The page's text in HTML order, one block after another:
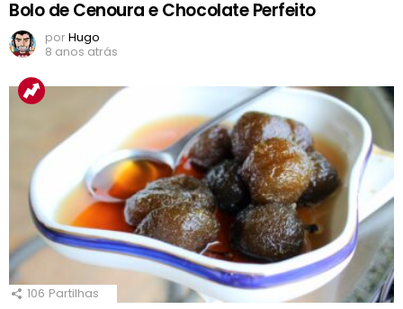
Bolo de Cenoura e Chocolate Perfeito
porHugo
8 anos atrás
106 Partilhas